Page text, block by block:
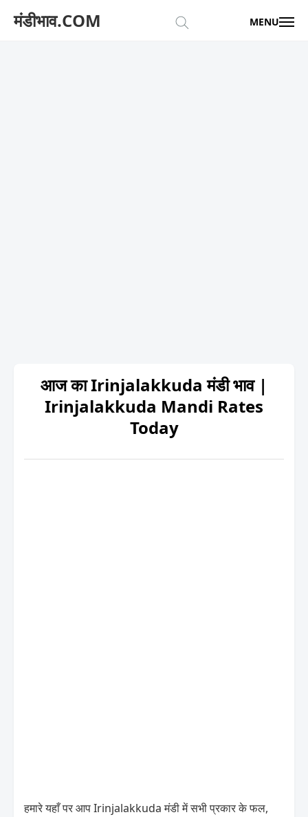
मंडीभाव.COM MENU
आज का Irinjalakkuda मंडी भाव |
Irinjalakkuda Mandi Rates
Today
हमारे यहाँ पर आप Irinjalakkuda मंडी में सभी प्रकार के फल,